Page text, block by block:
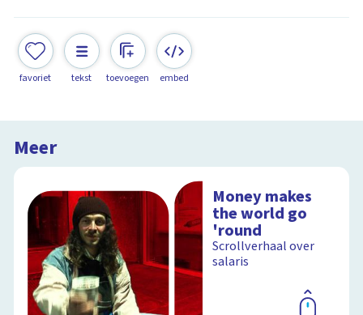
favoriet tekst toevoegen embed
Meer
Money makes
the world go
'round
Scrollverhaal over
salaris